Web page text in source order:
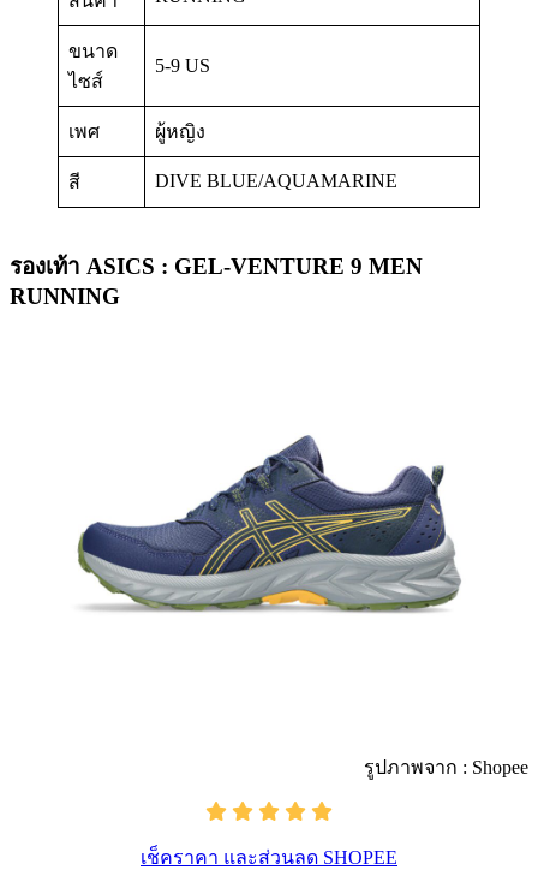
ขนาด
ไซส์
5-9 US
เพศ ผู้หญิง
สี DIVE BLUE/AQUAMARINE
รองเท้า ASICS : GEL-VENTURE 9 MEN
RUNNING
รูปภาพจาก : Shopee
เช็คราคา และส่วนลด SHOPEE